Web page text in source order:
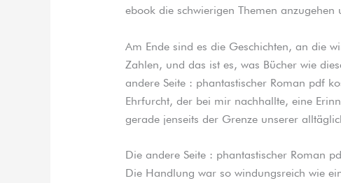
ebook die schwierigen Themen anzugehen
Am Ende sind es die Geschichten, an die
Zahlen, und das ist es, was Bücher wie
andere Seite : phantastischer Roman pdf
Ehrfurcht, der bei mir nachhallte, eine
gerade jenseits der Grenze unserer
Die andere Seite : phantastischer Roman
Die Handlung war so windungsreich wie